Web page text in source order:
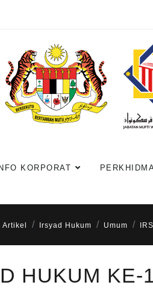
INFO KORPORAT
Artikel Irsyad Hukum Umum
HUKUM KE-